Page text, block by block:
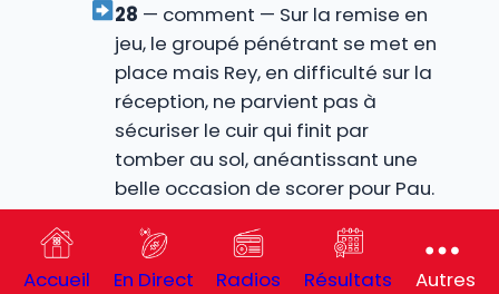
28 — comment — Sur la remise en
jeu, le groupé pénétrant se met en
place mais Rey, en difficulté sur la
réception, ne parvient pas à
sécuriser le cuir qui finit par
tomber au sol, anéantissant une
belle occasion de scorer pour Pau.
— comment — Les joueurs de
Sapiac viennent d’enchaîner deux
Accueil En Direct Radios Résultats Autres